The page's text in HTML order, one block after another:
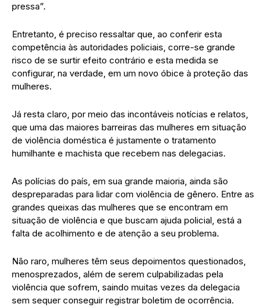
pressa”.
Entretanto, é preciso ressaltar que, ao conferir esta
competência às autoridades policiais, corre-se grande
risco de se surtir efeito contrário e esta medida se
configurar, na verdade, em um novo óbice à proteção das
mulheres.
Já resta claro, por meio das incontáveis notícias e relatos,
que uma das maiores barreiras das mulheres em situação
de violência doméstica é justamente o tratamento
humilhante e machista que recebem nas delegacias.
As polícias do país, em sua grande maioria, ainda são
despreparadas para lidar com violência de gênero. Entre as
grandes queixas das mulheres que se encontram em
situação de violência e que buscam ajuda policial, está a
falta de acolhimento e de atenção a seu problema.
Não raro, mulheres têm seus depoimentos questionados,
menosprezados, além de serem culpabilizadas pela
violência que sofrem, saindo muitas vezes da delegacia
sem sequer conseguir registrar boletim de ocorrência.